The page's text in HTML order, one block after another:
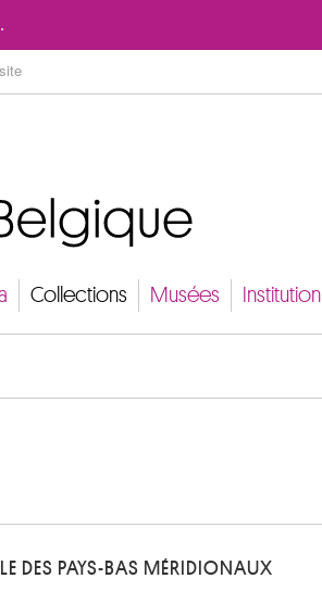
Collections Musées Institution
DES PAYS-BAS MÉRIDIONAUX